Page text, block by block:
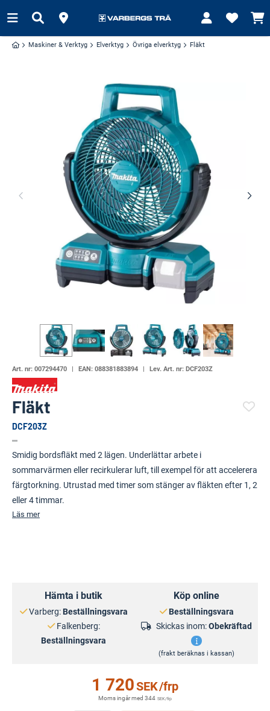
Maskiner & Verktyg Elverktyg Övriga elverktyg Fläkt
Art. nr: 007294470 EAN: 088381883894 Lev. Art. nr: DCF203Z
Fläkt
DCF203Z
Smidig bordsfläkt med 2 lägen. Underlättar arbete i
sommarvärmen eller recirkulerar luft, till exempel för att accelerera
färgtorkning. Utrustad med timer som stänger av fläkten efter 1, 2
eller 4 timmar.
Läs mer
Hämta i butik
Varberg: Beställningsvara
Falkenberg:
Beställningsvara
Köp online
Beställningsvara
Skickas inom:Obekräftad
(frakt beräknas i kassan)
1 720SEK/frp
Moms ingår med 344 SEK/frp